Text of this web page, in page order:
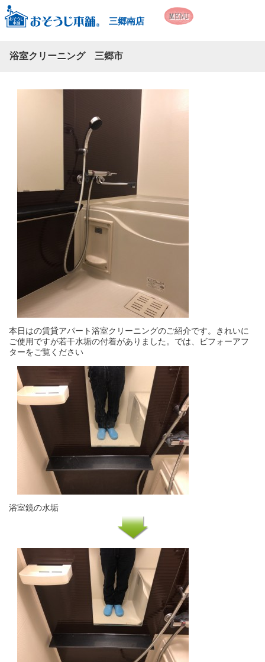
三郷南店
浴室クリーニング 三郷市
本日はの賃貸アパート浴室クリーニングのご紹介です。きれいに
ご使用ですが若干水垢の付着がありました。では、ビフォーアフ
ターをご覧ください
浴室鏡の水垢